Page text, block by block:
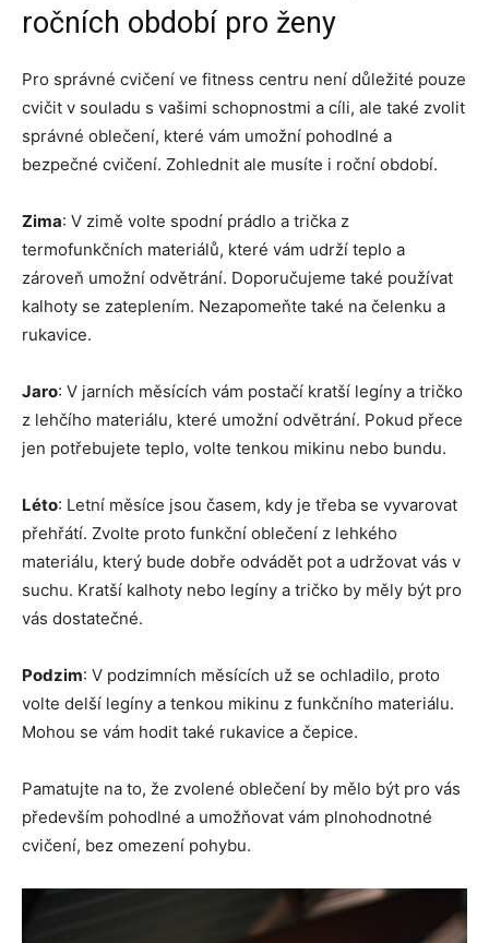
ročních období pro ženy
Pro správné cvičení ve fitness centru není důležité pouze
cvičit v souladu s vašimi schopnostmi a cíli, ale také zvolit
správné oblečení, které vám umožní pohodlné a
bezpečné cvičení. Zohlednit ale musíte i roční období.
Zima: V zimě volte spodní prádlo a trička z
termofunkčních materiálů, které vám udrží teplo a
zároveň umožní odvětrání. Doporučujeme také používat
kalhoty se zateplením. Nezapomeňte také na čelenku a
rukavice.
Jaro: V jarních měsících vám postačí kratší legíny a tričko
z lehčího materiálu, které umožní odvětrání. Pokud přece
jen potřebujete teplo, volte tenkou mikinu nebo bundu.
Léto: Letní měsíce jsou časem, kdy je třeba se vyvarovat
přehřátí. Zvolte proto funkční oblečení z lehkého
materiálu, který bude dobře odvádět pot a udržovat vás v
suchu. Kratší kalhoty nebo legíny a tričko by měly být pro
vás dostatečné.
Podzim: V podzimních měsících už se ochladilo, proto
volte delší legíny a tenkou mikinu z funkčního materiálu.
Mohou se vám hodit také rukavice a čepice.
Pamatujte na to, že zvolené oblečení by mělo být pro vás
především pohodlné a umožňovat vám plnohodnotné
cvičení, bez omezení pohybu.